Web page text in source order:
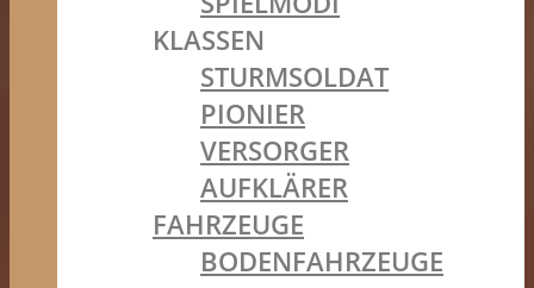
KLASSEN
STURMSOLDAT
PIONIER
VERSORGER
AUFKLÄRER
FAHRZEUGE
BODENFAHRZEUGE